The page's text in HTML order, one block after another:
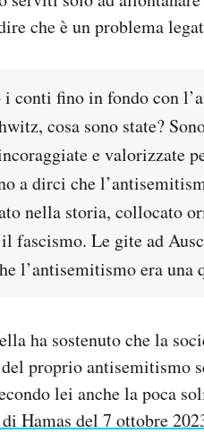
che è un problema
i conti fino in fondo con
, cosa sono state?
e valorizzate
a dirci che
nella storia, collocato
fascismo. Le gite ad
l’antisemitismo era una
ha sostenuto che la
proprio antisemitismo
lei anche la poca
Hamas del 7 ottobre